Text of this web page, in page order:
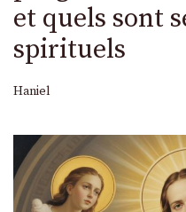
et quels sont
spirituels
Haniel